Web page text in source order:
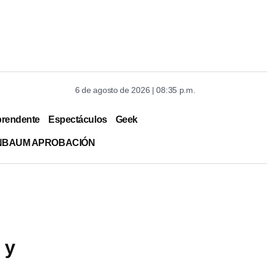
6 de agosto de 2026 | 08:35 p.m.
Espectáculos Geek
APROBACIÓN
y